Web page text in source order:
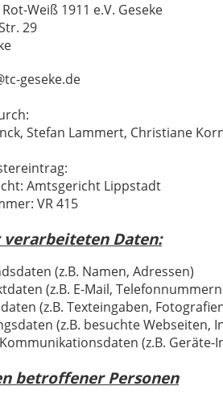
Weiß 1911 e.V. Geseke
29
geseke.de
Stefan Lammert, Christiane
Amtsgericht Lippstadt
VR 415
Daten:
(z.B. Namen, Adressen)
(z.B. E-Mail,
(z.B. Texteingaben,
(z.B. besuchte Webseiten,
(z.B. Geräte-
betroffener Personen